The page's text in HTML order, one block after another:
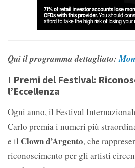
Qui il programma dettagliato:
I Premi del Festival:
l’Eccellenza
Ogni anno, il Festival
Carlo premia i numeri più
e il Clown d’Argento, che
riconoscimento per gli artisti